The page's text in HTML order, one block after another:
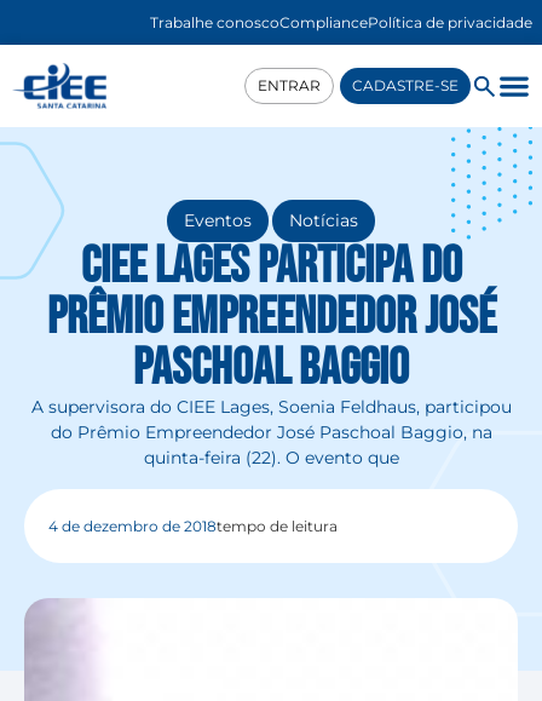
Trabalhe conoscoCompliancePolítica de privacidade
ENTRAR CADASTRE-SE
Eventos , Notícias
CIEE Lages participa do
Prêmio Empreendedor José
Paschoal Baggio
A supervisora do CIEE Lages, Soenia Feldhaus, participou
do Prêmio Empreendedor José Paschoal Baggio, na
quinta-feira (22). O evento que
4 de dezembro de 2018tempo de leitura